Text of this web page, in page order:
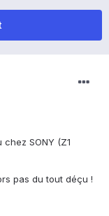
SONY (Z1
pas du tout déçu !